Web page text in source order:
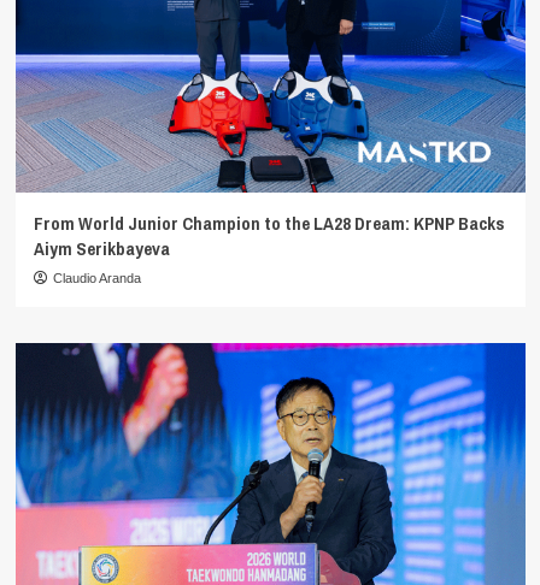
From World Junior Champion to the LA28 Dream: KPNP Backs
Aiym Serikbayeva
Claudio Aranda